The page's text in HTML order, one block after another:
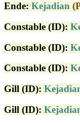
Ende: Kejadian
Constable (ID):
Constable (ID):
Constable (ID):
Gill (ID):
Gill (ID):